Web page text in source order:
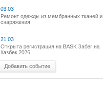
03.03
Ремонт одежды из мембранных тканей и
снаряжения.
21.03
Открыта регистрация на BASK Забег на
Казбек 2026!
Добавить событие